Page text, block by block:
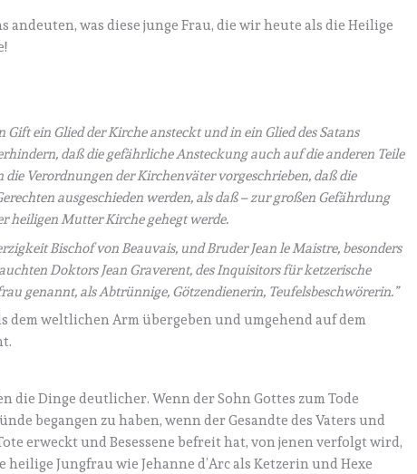
andeuten, was diese junge Frau, die wir heute als die Heilige
ein Glied der Kirche ansteckt und in ein Glied des Satans
daß die gefährliche Ansteckung auch auf die anderen Teile
die Verordnungen der Kirchenväter vorgeschrieben, daß die
ausgeschieden werden, als daß – zur großen Gefährdung
heiligen Mutter Kirche gehegt werde.
Bischof von Beauvais, und Bruder Jean le Maistre, besonders
Doktors Jean Graverent, des Inquisitors für ketzerische
genannt, als Abtrünnige, Götzendienerin, Teufelsbeschwörerin.”
dem weltlichen Arm übergeben und umgehend auf dem
die Dinge deutlicher. Wenn der Sohn Gottes zum Tode
begangen zu haben, wenn der Gesandte des Vaters und
erweckt und Besessene befreit hat, von jenen verfolgt wird,
Jungfrau wie Jehanne d’Arc als Ketzerin und Hexe